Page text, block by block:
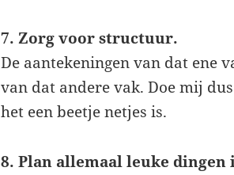
7. Zorg voor structuur.
De aantekeningen van dat ene
van dat andere vak. Doe mij
het een beetje netjes is.
8. Plan allemaal leuke dingen